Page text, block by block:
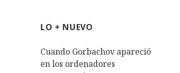
LO + NUEVO
Cuando Gorbachov apareció
en los ordenadores